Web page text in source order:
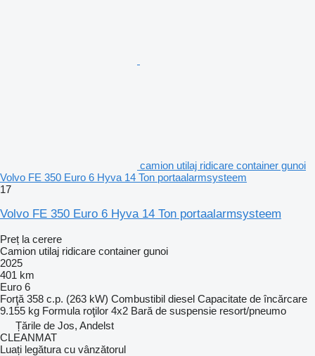
camion utilaj ridicare container gunoi
Volvo FE 350 Euro 6 Hyva 14 Ton portaalarmsysteem
17
Volvo FE 350 Euro 6 Hyva 14 Ton portaalarmsysteem
Preț la cerere
Camion utilaj ridicare container gunoi
2025
401 km
Euro 6
Forţă 358 c.p. (263 kW) Combustibil diesel Capacitate de încărcare
9.155 kg Formula roţilor 4x2 Bară de suspensie resort/pneumo
Țările de Jos, Andelst
CLEANMAT
Luați legătura cu vânzătorul